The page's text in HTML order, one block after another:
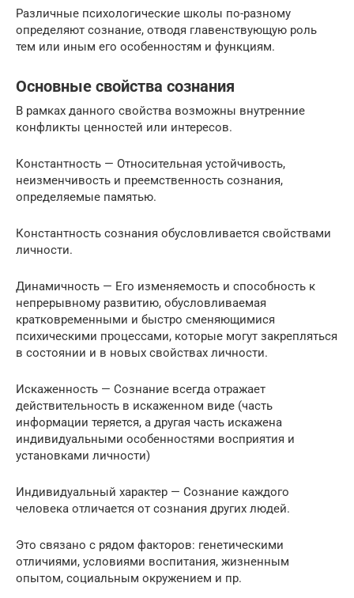
Различные психологические школы по-разному
определяют сознание, отводя главенствующую роль
тем или иным его особенностям и функциям.
Основные свойства сознания
В рамках данного свойства возможны внутренние
конфликты ценностей или интересов.
Константность — Относительная устойчивость,
неизменчивость и преемственность сознания,
определяемые памятью.
Константность сознания обусловливается свойствами
личности.
Динамичность — Его изменяемость и способность к
непрерывному развитию, обусловливаемая
кратковременными и быстро сменяющимися
психическими процессами, которые могут закрепляться
в состоянии и в новых свойствах личности.
Искаженность — Сознание всегда отражает
действительность в искаженном виде (часть
информации теряется, а другая часть искажена
индивидуальными особенностями восприятия и
установками личности)
Индивидуальный характер — Сознание каждого
человека отличается от сознания других людей.
Это связано с рядом факторов: генетическими
отличиями, условиями воспитания, жизненным
опытом, социальным окружением и пр.